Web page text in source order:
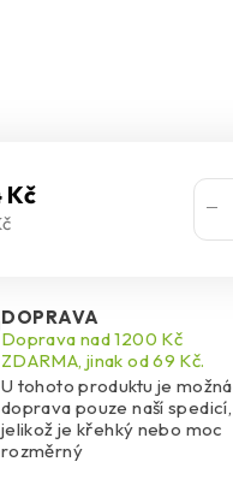
Kč
DOPRAVA
Doprava nad 1200 Kč
ZDARMA, jinak od 69 Kč.
U tohoto produktu je možná
doprava pouze naší spedicí,
jelikož je křehký nebo moc
rozměrný